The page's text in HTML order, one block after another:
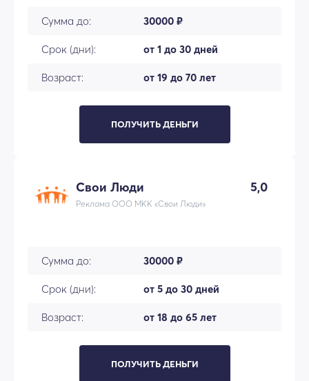
Сумма до: 30000 ₽
Срок (дни): от 1 до 30 дней
Возраст: от 19 до 70 лет
ПОЛУЧИТЬ ДЕНЬГИ
Свои Люди 5,0
Реклама ООО МКК «Свои Люди»
Сумма до: 30000 ₽
Срок (дни): от 5 до 30 дней
Возраст: от 18 до 65 лет
ПОЛУЧИТЬ ДЕНЬГИ